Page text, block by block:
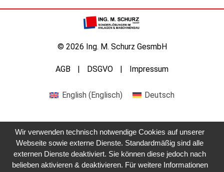
© 2026 Ing. M. Schurz GesmbH
AGB DSGVO Impressum
English(Englisch) Deutsch
Wir verwenden technisch notwendige Cookies auf unserer
Webseite sowie externe Dienste. Standardmäßig sind alle
externen Dienste deaktiviert. Sie können diese jedoch nach
belieben aktivieren & deaktivieren. Für weitere Informationen